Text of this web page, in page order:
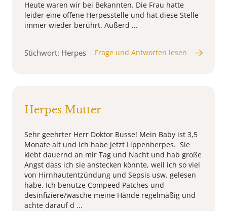
Heute waren wir bei Bekannten. Die Frau hatte
leider eine offene Herpesstelle und hat diese Stelle
immer wieder berührt. Außerd ...
Stichwort: Herpes Frage und Antworten lesen
Herpes Mutter
Sehr geehrter Herr Doktor Busse! Mein Baby ist 3,5
Monate alt und ich habe jetzt Lippenherpes. Sie
klebt dauernd an mir Tag und Nacht und hab große
Angst dass ich sie anstecken könnte, weil ich so viel
von Hirnhautentzündung und Sepsis usw. gelesen
habe. Ich benutze Compeed Patches und
desinfiziere/wasche meine Hände regelmäßig und
achte darauf d ...